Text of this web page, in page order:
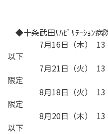
◆十条武田ﾘﾊﾋﾞﾘﾃｰｼｮﾝ病
7月16日（木） 13：
以下
7月21日（火）
限定
8月18日（火） 13：
限定
8月20日（木） 13：
以下